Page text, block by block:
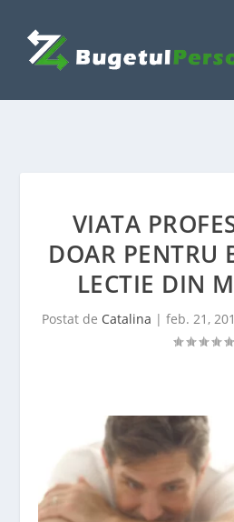
VIATA
DOAR PENTRU
LECTIE DIN
Postat de Catalina | feb. 21,